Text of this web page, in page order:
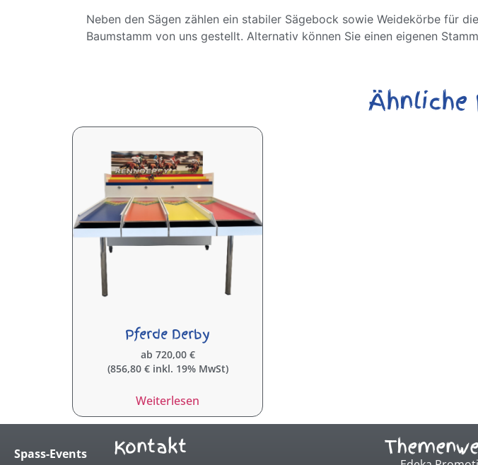
Neben den Sägen zählen ein stabiler Sägebock sowie Weidekörbe für
Baumstamm von uns gestellt. Alternativ können Sie einen eigenen
Ähnliche
Pferde Derby
ab 720,00 €
(856,80 €inkl. 19% MwSt)
Weiterlesen
Kontakt
Spass-Events